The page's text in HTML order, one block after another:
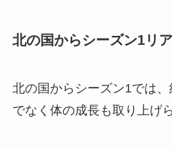
北の国からシーズン1リ
北の国からシーズン1では
でなく体の成長も取り上げ